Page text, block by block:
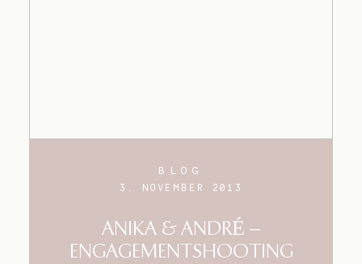
BLOG
3. NOVEMBER 2013
ANIKA & ANDRÉ –
ENGAGEMENTSHOOTING